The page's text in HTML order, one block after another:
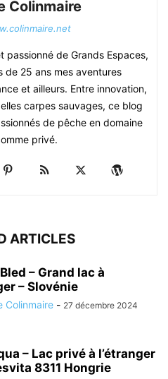
Colinmaire
passionné de Grands Espaces,
de 25 ans mes aventures
et ailleurs. Entre innovation,
carpes sauvages, ce blog
de pêche en domaine
privé.
ARTICLES
– Grand lac à
– Slovénie
Colinmaire - 27 décembre 2024
– Lac privé à l’étranger
8311 Hongrie